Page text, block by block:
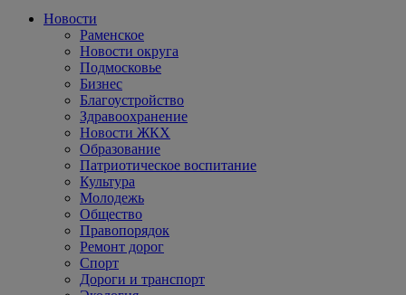
Новости
Раменское
Новости округа
Подмосковье
Бизнес
Благоустройство
Здравоохранение
Новости ЖКХ
Образование
Патриотическое воспитание
Культура
Молодежь
Общество
Правопорядок
Ремонт дорог
Спорт
Дороги и транспорт